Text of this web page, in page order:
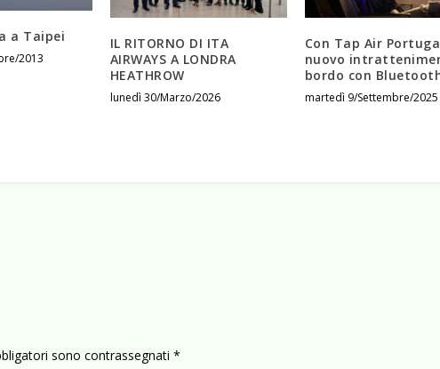
a Taipei
2013
IL RITORNO DI ITA
AIRWAYS A LONDRA
HEATHROW
lunedì 30/Marzo/2026
Con Tap Air
nuovo
bordo con
martedì 9/Settembre/2025
sono contrassegnati*